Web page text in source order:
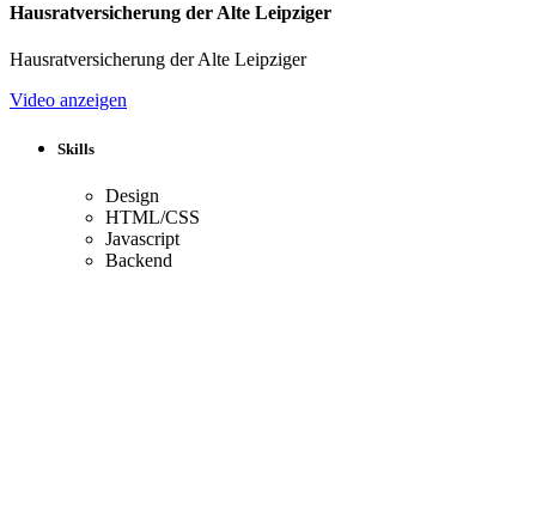
Hausratversicherung der Alte Leipziger
Hausratversicherung der Alte Leipziger
Video anzeigen
Skills
Design
HTML/CSS
Javascript
Backend